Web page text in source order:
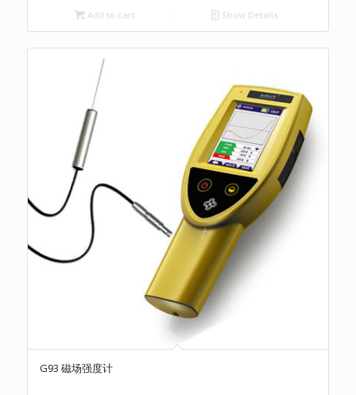
Add to cart Show Details
G93 磁场强度计